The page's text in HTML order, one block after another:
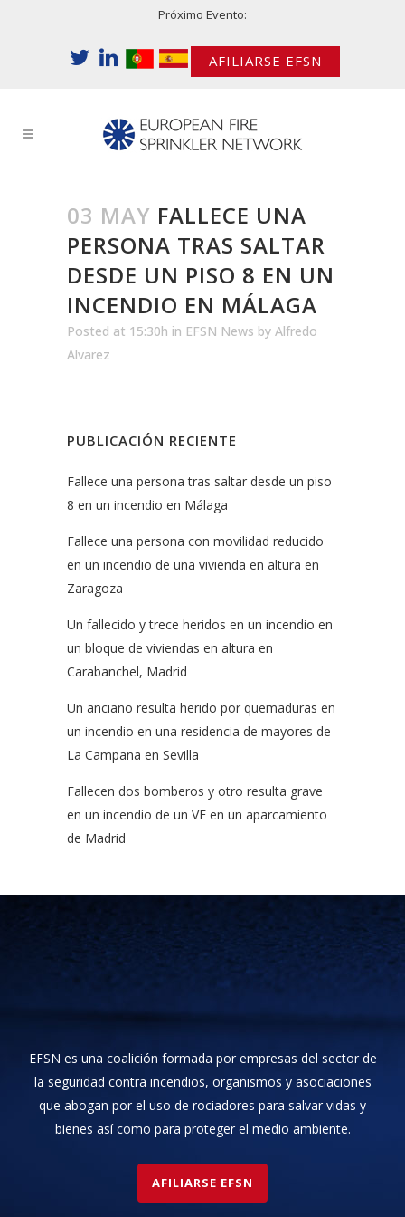
Próximo Evento:
AFILIARSE EFSN
03 MAY FALLECE UNA
PERSONA TRAS SALTAR
DESDE UN PISO 8 EN UN
INCENDIO EN MÁLAGA
Posted at 15:30h in EFSN News by Alfredo
Alvarez
PUBLICACIÓN RECIENTE
Fallece una persona tras saltar desde un piso
8 en un incendio en Málaga
Fallece una persona con movilidad reducido
en un incendio de una vivienda en altura en
Zaragoza
Un fallecido y trece heridos en un incendio en
un bloque de viviendas en altura en
Carabanchel, Madrid
Un anciano resulta herido por quemaduras en
un incendio en una residencia de mayores de
La Campana en Sevilla
Fallecen dos bomberos y otro resulta grave
en un incendio de un VE en un aparcamiento
de Madrid
EFSN es una coalición formada por empresas del sector de
la seguridad contra incendios, organismos y asociaciones
que abogan por el uso de rociadores para salvar vidas y
bienes así como para proteger el medio ambiente.
AFILIARSE EFSN